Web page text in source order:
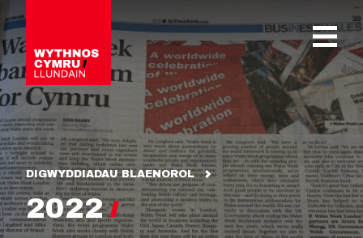
OPEN
DIGWYDDIADAU BLAENOROL
2022